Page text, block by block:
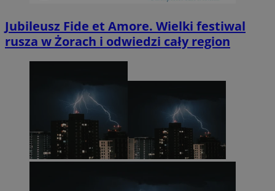
Jubileusz Fide et Amore. Wielki festiwal
rusza w Żorach i odwiedzi cały region